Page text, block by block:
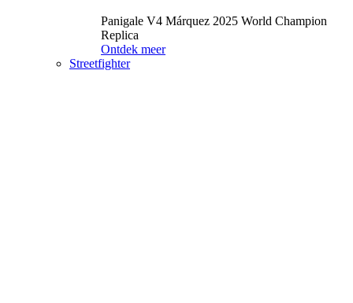
Panigale V4 Márquez 2025 World Champion
Replica
Ontdek meer
Streetfighter